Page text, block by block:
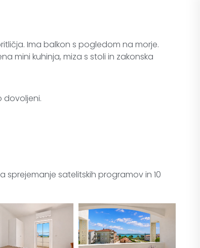
Ima balkon s pogledom na morje.
mini kuhinja, miza s stoli in zakonska
dovoljeni.
sprejemanje satelitskih programov in 10